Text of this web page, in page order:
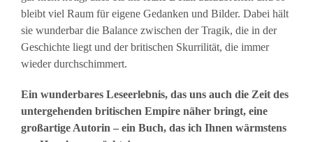
bleibt viel Raum für eigene Gedanken und Bilder. Dabei hält
sie wunderbar die Balance zwischen der Tragik, die in der
Geschichte liegt und der britischen Skurrilität, die immer
wieder durchschimmert.
Ein wunderbares Leseerlebnis, das uns auch die Zeit des
untergehenden britischen Empire näher bringt, eine
großartige Autorin – ein Buch, das ich Ihnen wärmstens